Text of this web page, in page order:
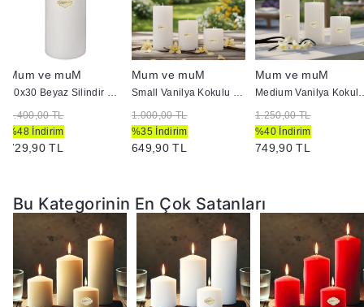
Mum ve muM
10x30 Beyaz Silindir Mum
1.400,00 TL
%48 İndirim
729,90 TL
Mum ve muM
Small Vanilya Kokulu Set Mum Çap 7 cm Beyaz
1.000,00 TL
%35 İndirim
649,90 TL
Mum ve muM
Medium Vanilya
1.250,00 TL
%40 İndirim
749,90 TL
Bu Kategorinin En Çok Satanları